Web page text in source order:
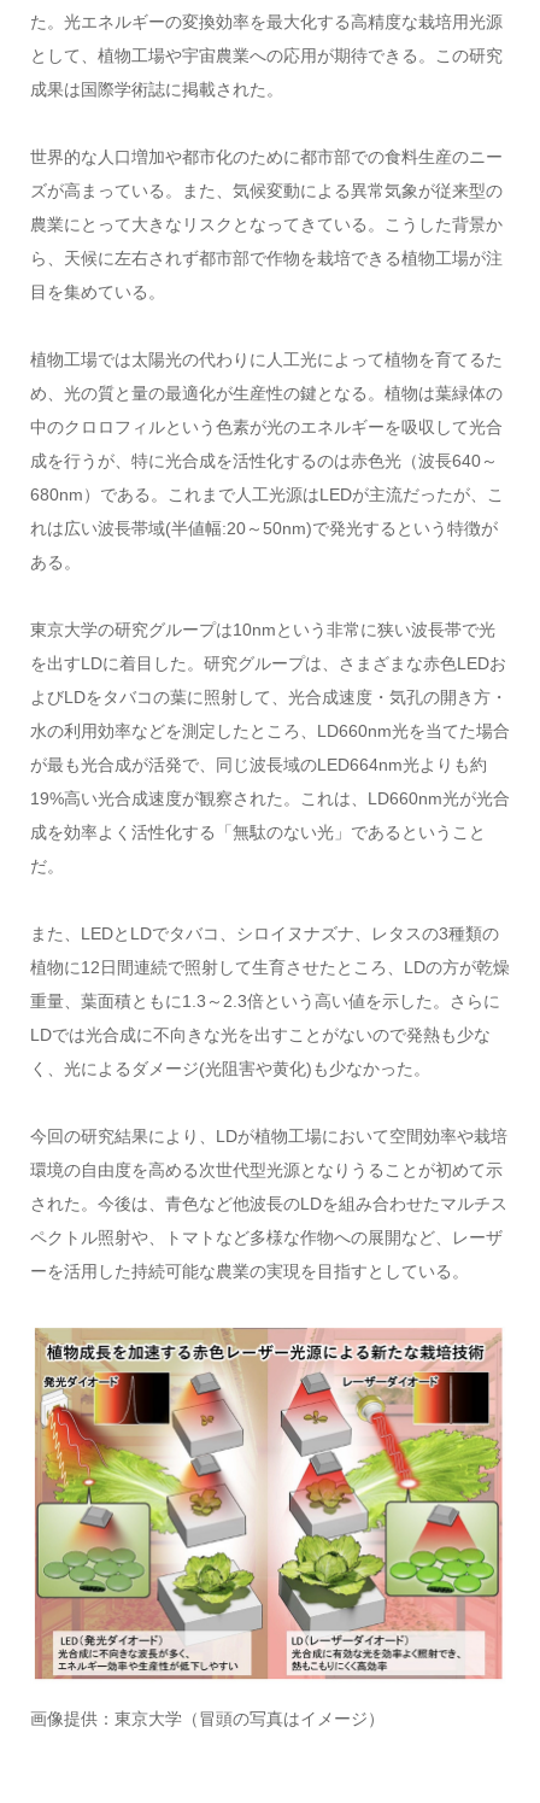
た。光エネルギーの変換効率を最大化する高精度な栽培用光源
として、植物工場や宇宙農業への応用が期待できる。この研究
成果は国際学術誌に掲載された。
世界的な人口増加や都市化のために都市部での食料生産のニー
ズが高まっている。また、気候変動による異常気象が従来型の
農業にとって大きなリスクとなってきている。こうした背景か
ら、天候に左右されず都市部で作物を栽培できる植物工場が注
目を集めている。
植物工場では太陽光の代わりに人工光によって植物を育てるた
め、光の質と量の最適化が生産性の鍵となる。植物は葉緑体の
中のクロロフィルという色素が光のエネルギーを吸収して光合
成を行うが、特に光合成を活性化するのは赤色光（波長640～
680nm）である。これまで人工光源はLEDが主流だったが、こ
れは広い波長帯域(半値幅:20～50nm)で発光するという特徴が
ある。
東京大学の研究グループは10nmという非常に狭い波長帯で光
を出すLDに着目した。研究グループは、さまざまな赤色LEDお
よびLDをタバコの葉に照射して、光合成速度・気孔の開き方・
水の利用効率などを測定したところ、LD660nm光を当てた場合
が最も光合成が活発で、同じ波長域のLED664nm光よりも約
19%高い光合成速度が観察された。これは、LD660nm光が光合
成を効率よく活性化する「無駄のない光」であるということ
だ。
また、LEDとLDでタバコ、シロイヌナズナ、レタスの3種類の
植物に12日間連続で照射して生育させたところ、LDの方が乾燥
重量、葉面積ともに1.3～2.3倍という高い値を示した。さらに
LDでは光合成に不向きな光を出すことがないので発熱も少な
く、光によるダメージ(光阻害や黄化)も少なかった。
今回の研究結果により、LDが植物工場において空間効率や栽培
環境の自由度を高める次世代型光源となりうることが初めて示
された。今後は、青色など他波長のLDを組み合わせたマルチス
ペクトル照射や、トマトなど多様な作物への展開など、レーザ
ーを活用した持続可能な農業の実現を目指すとしている。
画像提供：東京大学（冒頭の写真はイメージ）